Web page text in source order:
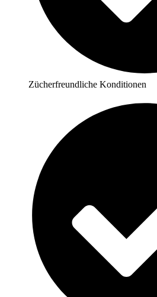
Zücherfreundliche Konditionen